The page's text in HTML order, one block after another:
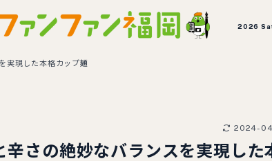
2026
実現した本格カップ麺
2024-
辛さの絶妙なバランスを実現した